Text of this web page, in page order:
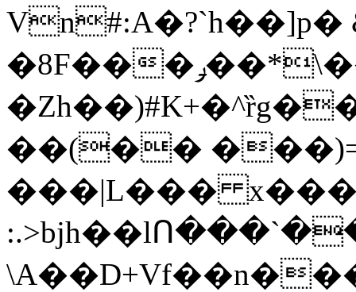
Vn#:A�?`h��]p�
�8F���ݛ��*\��U��S
��(��
���|L���